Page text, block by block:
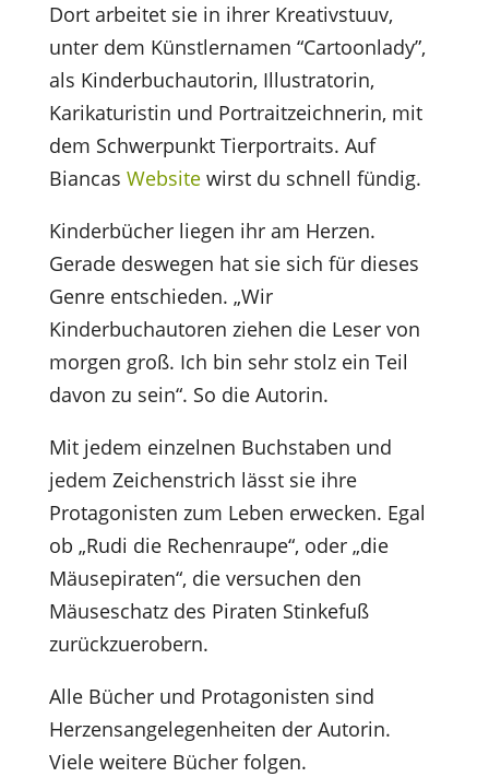
Dort arbeitet sie in ihrer Kreativstuuv,
unter dem Künstlernamen “Cartoonlady”,
als Kinderbuchautorin, Illustratorin,
Karikaturistin und Portraitzeichnerin, mit
dem Schwerpunkt Tierportraits. Auf
Biancas Websitewirst du schnell fündig.
Kinderbücher liegen ihr am Herzen.
Gerade deswegen hat sie sich für dieses
Genre entschieden. „Wir
Kinderbuchautoren ziehen die Leser von
morgen groß. Ich bin sehr stolz ein Teil
davon zu sein“. So die Autorin.
Mit jedem einzelnen Buchstaben und
jedem Zeichenstrich lässt sie ihre
Protagonisten zum Leben erwecken. Egal
ob „Rudi die Rechenraupe“, oder „die
Mäusepiraten“, die versuchen den
Mäuseschatz des Piraten Stinkefuß
zurückzuerobern.
Alle Bücher und Protagonisten sind
Herzensangelegenheiten der Autorin.
Viele weitere Bücher folgen.